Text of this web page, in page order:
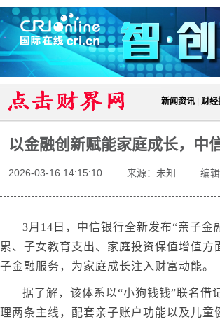
新闻资讯 财经
以金融创新赋能家庭成长，中
2026-03-16 14:15:10 来源：未知 编
3月14日，中信银行全新发布“亲子
累、子女教育支出、家庭投资保值增值
子金融服务，为家庭成长注入财富动能。
据了解，该体系以“小狗钱钱”联名借
理两条主线，配套亲子账户功能以及儿